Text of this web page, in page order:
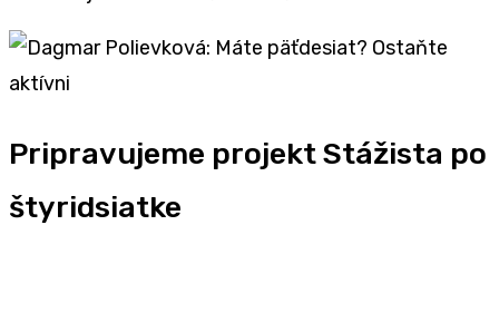
Pripravujeme projekt Stážista po
štyridsiatke